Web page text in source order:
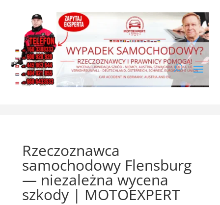
Rzeczoznawca
samochodowy Flensburg
— niezależna wycena
szkody | MOTOEXPERT